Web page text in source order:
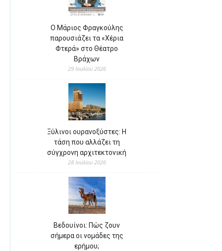
Ο Μάριος Φραγκούλης
παρουσιάζει τα «Χέρια
Φτερά» στο Θέατρο
Βράχων
29 Ιουλίου 2026
Ξύλινοι ουρανοξύστες: Η
τάση που αλλάζει τη
σύγχρονη αρχιτεκτονική
28 Ιουλίου 2026
Βεδουίνοι: Πώς ζουν
σήμερα οι νομάδες της
ερήμου;